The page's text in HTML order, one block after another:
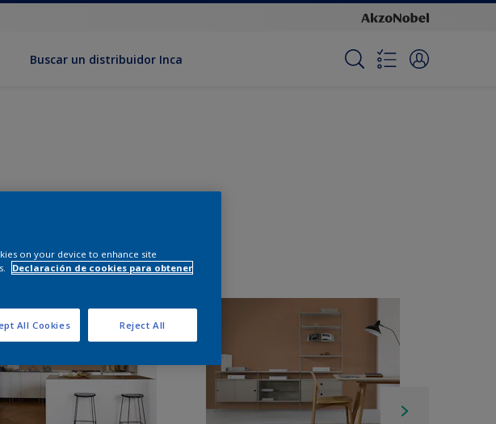
Buscar un distribuidor Inca
on your device to enhance site
Declaración de cookies para obtener
Reject All
All Cookies